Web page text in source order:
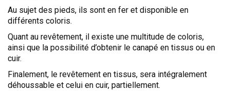
Au sujet des pieds, ils sont en fer et disponible en
différents coloris.
Quant au revêtement, il existe une multitude de coloris,
ainsi que la possibilité d’obtenir le canapé en tissus ou en
cuir.
Finalement, le revêtement en tissus, sera intégralement
déhoussable et celui en cuir, partiellement.